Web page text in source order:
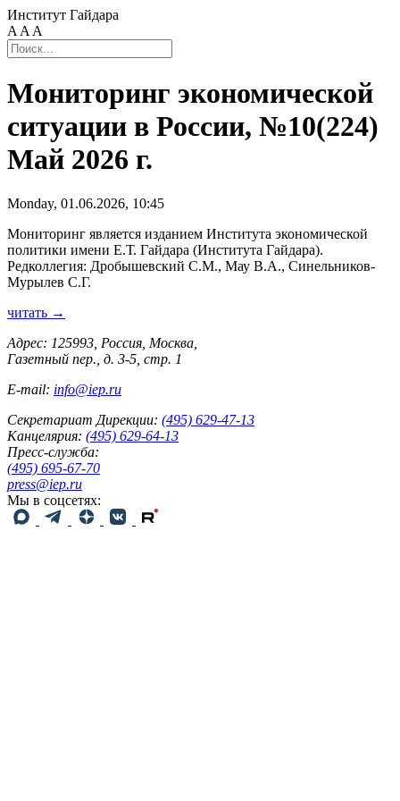
Институт Гайдара
A A A
Мониторинг экономической
ситуации в России, №10(224)
Май 2026 г.
Monday, 01.06.2026, 10:45
Мониторинг является изданием Института экономической
политики имени Е.Т. Гайдара (Института Гайдара).
Редколлегия: Дробышевский С.М., Мау В.А., Синельников-
Мурылев С.Г.
читать →
Адрес: 125993, Россия, Москва,
Газетный пер., д. 3-5, стр. 1
E-mail: info@iep.ru
Секретариат Дирекции: (495) 629-47-13
Канцелярия: (495) 629-64-13
Пресс-служба:
(495) 695-67-70
press@iep.ru
Мы в соцсетях: